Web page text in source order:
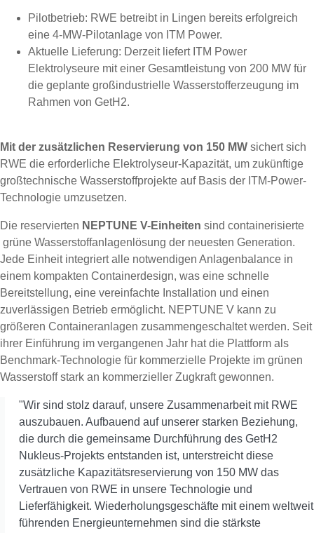
Pilotbetrieb: RWE betreibt in Lingen bereits erfolgreich
eine 4-MW-Pilotanlage von ITM Power.
Aktuelle Lieferung: Derzeit liefert ITM Power
Elektrolyseure mit einer Gesamtleistung von 200 MW für
die geplante großindustrielle Wasserstofferzeugung im
Rahmen von GetH2.
Mit der zusätzlichen Reservierung von 150 MW sichert sich
RWE die erforderliche Elektrolyseur-Kapazität, um zukünftige
großtechnische Wasserstoffprojekte auf Basis der ITM-Power-
Technologie umzusetzen.
Die reservierten NEPTUNE V-Einheiten sind containerisierte
grüne Wasserstoffanlagenlösung der neuesten Generation.
Jede Einheit integriert alle notwendigen Anlagenbalance in
einem kompakten Containerdesign, was eine schnelle
Bereitstellung, eine vereinfachte Installation und einen
zuverlässigen Betrieb ermöglicht. NEPTUNE V kann zu
größeren Containeranlagen zusammengeschaltet werden. Seit
ihrer Einführung im vergangenen Jahr hat die Plattform als
Benchmark-Technologie für kommerzielle Projekte im grünen
Wasserstoff stark an kommerzieller Zugkraft gewonnen.
"Wir sind stolz darauf, unsere Zusammenarbeit mit RWE
auszubauen. Aufbauend auf unserer starken Beziehung,
die durch die gemeinsame Durchführung des GetH2
Nukleus-Projekts entstanden ist, unterstreicht diese
zusätzliche Kapazitätsreservierung von 150 MW das
Vertrauen von RWE in unsere Technologie und
Lieferfähigkeit. Wiederholungsgeschäfte mit einem weltweit
führenden Energieunternehmen sind die stärkste